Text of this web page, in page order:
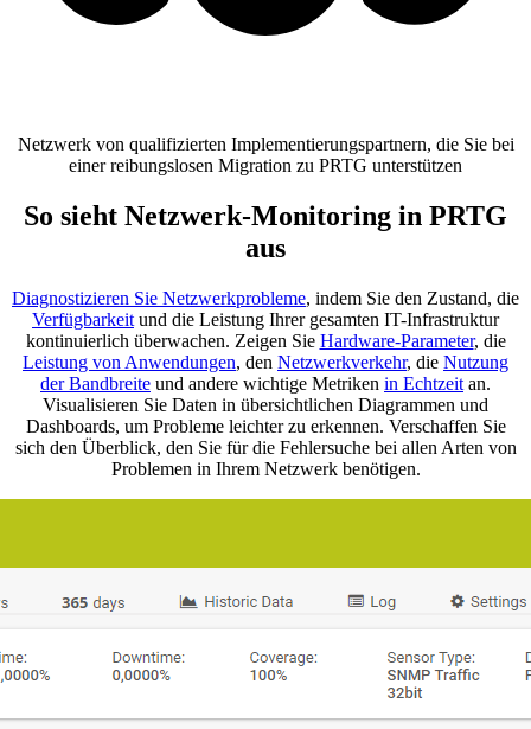
Netzwerk von qualifizierten Implementierungspartnern, die Sie bei
einer reibungslosen Migration zu PRTG unterstützen
So sieht Netzwerk-Monitoring in PRTG
aus
Diagnostizieren Sie Netzwerkprobleme, indem Sie den Zustand, die
Verfügbarkeit und die Leistung Ihrer gesamten IT-Infrastruktur
kontinuierlich überwachen. Zeigen Sie Hardware-Parameter, die
Leistung von Anwendungen, den Netzwerkverkehr, die Nutzung
der Bandbreite und andere wichtige Metriken in Echtzeit an.
Visualisieren Sie Daten in übersichtlichen Diagrammen und
Dashboards, um Probleme leichter zu erkennen. Verschaffen Sie
sich den Überblick, den Sie für die Fehlersuche bei allen Arten von
Problemen in Ihrem Netzwerk benötigen.